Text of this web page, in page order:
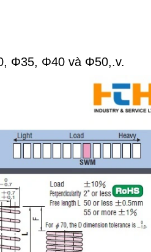
Φ35, Φ40 và Φ50,.v.